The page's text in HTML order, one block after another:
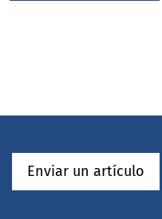
Enviar un artículo